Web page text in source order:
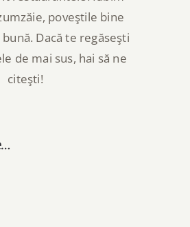
poveştile bine
Dacă te regăseşti
de mai sus, hai să ne
citeşti!